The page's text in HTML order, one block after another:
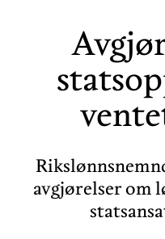
avgjørelser om